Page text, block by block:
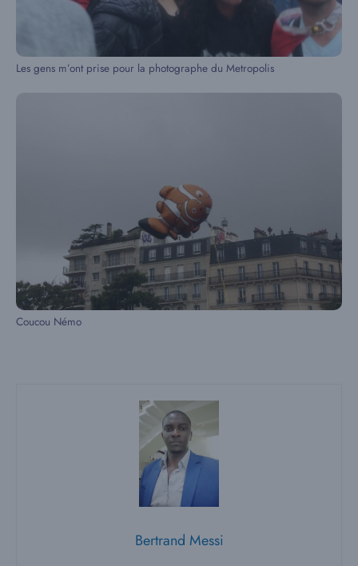
Les gens m’ont prise pour la photographe du Metropolis
Coucou Némo
Bertrand Messi